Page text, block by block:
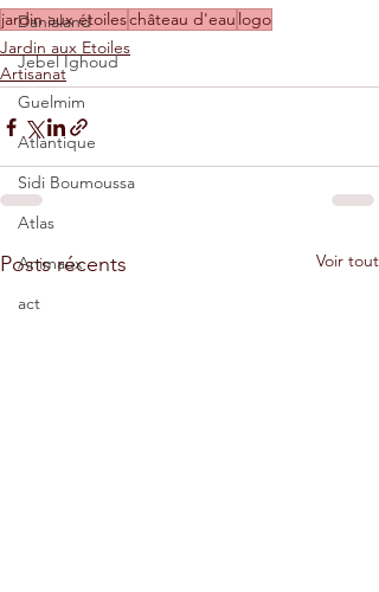
Danialand
Jebel Ighoud
Guelmim
Atlantique
Sidi Boumoussa
Atlas
Animaux
act
jardin aux étoileschâteau d'eau logo
Jardin aux Etoiles
Artisanat
Posts récents Voir tout